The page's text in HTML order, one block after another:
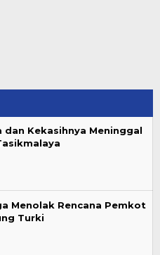
dan Kekasihnya Meninggal
Menolak Rencana Pemkot
Turki